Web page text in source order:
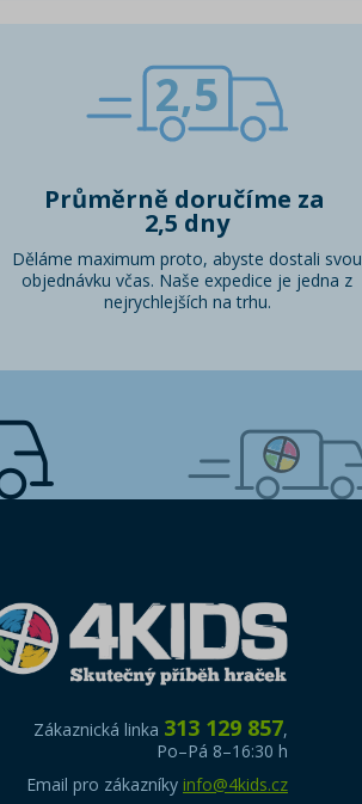
2,5
Průměrně doručíme za
2,5 dny
Děláme maximum proto, abyste dostali svou
objednávku včas. Naše expedice je jedna z
nejrychlejších na trhu.
Zákaznická linka 313 129 857,
Po–Pá 8–16:30 h
Email pro zákazníky info@4kids.cz